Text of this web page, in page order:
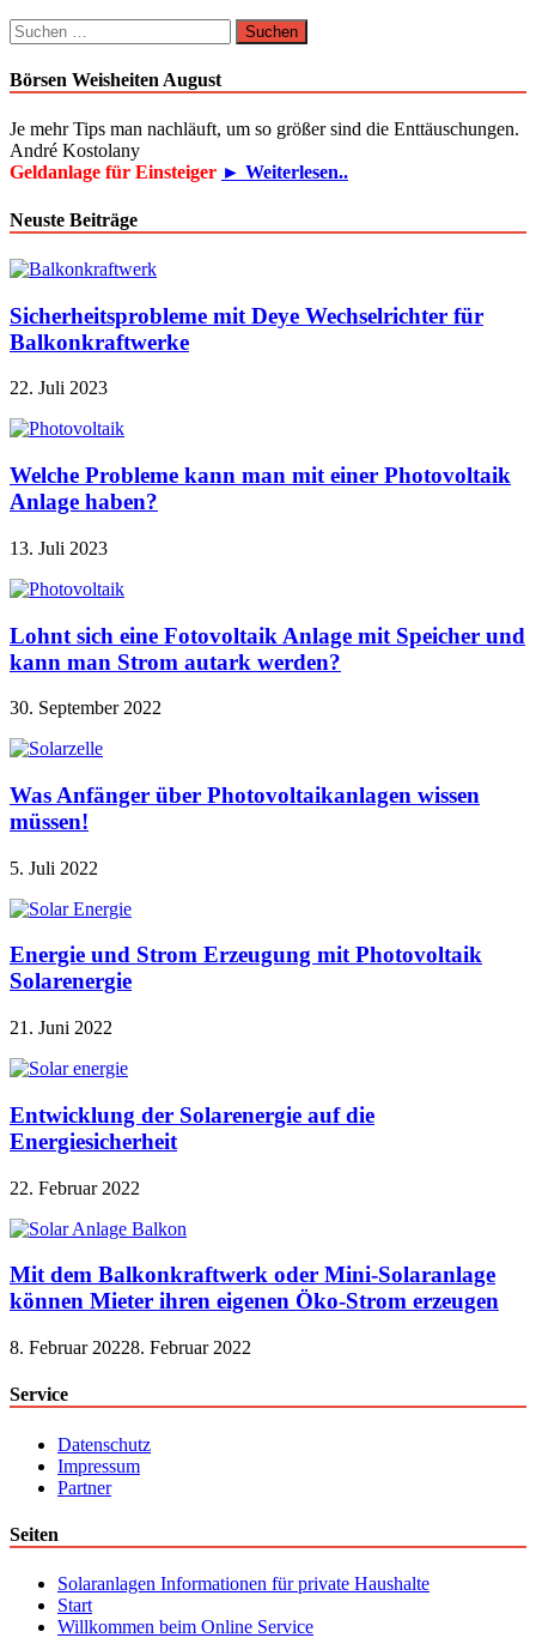
Suchen
nach:
Börsen Weisheiten August
Je mehr Tips man nachläuft, um so größer sind die Enttäuschungen.
André Kostolany
Geldanlage für Einsteiger ► Weiterlesen..
Neuste Beiträge
Sicherheitsprobleme mit Deye Wechselrichter für
Balkonkraftwerke
22. Juli 2023
Welche Probleme kann man mit einer Photovoltaik
Anlage haben?
13. Juli 2023
Lohnt sich eine Fotovoltaik Anlage mit Speicher und
kann man Strom autark werden?
30. September 2022
Was Anfänger über Photovoltaikanlagen wissen
müssen!
5. Juli 2022
Energie und Strom Erzeugung mit Photovoltaik
Solarenergie
21. Juni 2022
Entwicklung der Solarenergie auf die
Energiesicherheit
22. Februar 2022
Mit dem Balkonkraftwerk oder Mini-Solaranlage
können Mieter ihren eigenen Öko-Strom erzeugen
8. Februar 20228. Februar 2022
Service
Datenschutz
Impressum
Partner
Seiten
Solaranlagen Informationen für private Haushalte
Start
Willkommen beim Online Service